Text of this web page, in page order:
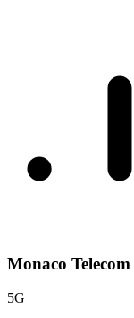
Monaco Telecom
5G